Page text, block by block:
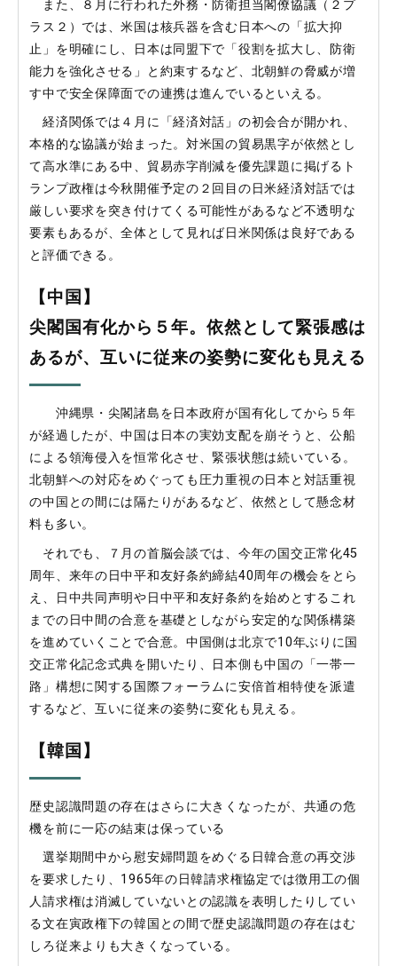
また、８月に行われた外務・防衛担当閣僚協議（２プ
ラス２）では、米国は核兵器を含む日本への「拡大抑
止」を明確にし、日本は同盟下で「役割を拡大し、防衛
能力を強化させる」と約束するなど、北朝鮮の脅威が増
す中で安全保障面での連携は進んでいるといえる。
経済関係では４月に「経済対話」の初会合が開かれ、
本格的な協議が始まった。対米国の貿易黒字が依然とし
て高水準にある中、貿易赤字削減を優先課題に掲げるト
ランプ政権は今秋開催予定の２回目の日米経済対話では
厳しい要求を突き付けてくる可能性があるなど不透明な
要素もあるが、全体として見れば日米関係は良好である
と評価できる。
【中国】
尖閣国有化から５年。依然として緊張感は
あるが、互いに従来の姿勢に変化も見える
沖縄県・尖閣諸島を日本政府が国有化してから５年
が経過したが、中国は日本の実効支配を崩そうと、公船
による領海侵入を恒常化させ、緊張状態は続いている。
北朝鮮への対応をめぐっても圧力重視の日本と対話重視
の中国との間には隔たりがあるなど、依然として懸念材
料も多い。
それでも、７月の首脳会談では、今年の国交正常化45
周年、来年の日中平和友好条約締結40周年の機会をとら
え、日中共同声明や日中平和友好条約を始めとするこれ
までの日中間の合意を基礎としながら安定的な関係構築
を進めていくことで合意。中国側は北京で10年ぶりに国
交正常化記念式典を開いたり、日本側も中国の「一帯一
路」構想に関する国際フォーラムに安倍首相特使を派遣
するなど、互いに従来の姿勢に変化も見える。
【韓国】
歴史認識問題の存在はさらに大きくなったが、共通の危
機を前に一応の結束は保っている
選挙期間中から慰安婦問題をめぐる日韓合意の再交渉
を要求したり、1965年の日韓請求権協定では徴用工の個
人請求権は消滅していないとの認識を表明したりしてい
る文在寅政権下の韓国との間で歴史認識問題の存在はむ
しろ従来よりも大きくなっている。